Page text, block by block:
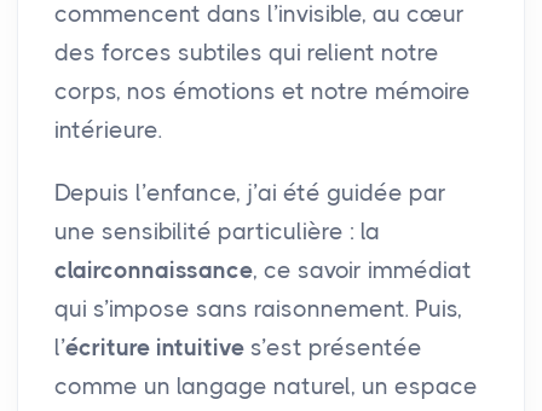
commencent dans l’invisible, au cœur
des forces subtiles qui relient notre
corps, nos émotions et notre mémoire
intérieure.
Depuis l’enfance, j’ai été guidée par
une sensibilité particulière : la
clairconnaissance, ce savoir immédiat
qui s’impose sans raisonnement. Puis,
l’écriture intuitive s’est présentée
comme un langage naturel, un espace